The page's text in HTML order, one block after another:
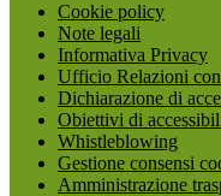
Cookie policy
Note legali
Informativa Privacy
Ufficio Relazioni
Dichiarazione di
Obiettivi di
Whistleblowing
Gestione consensi
Amministrazione